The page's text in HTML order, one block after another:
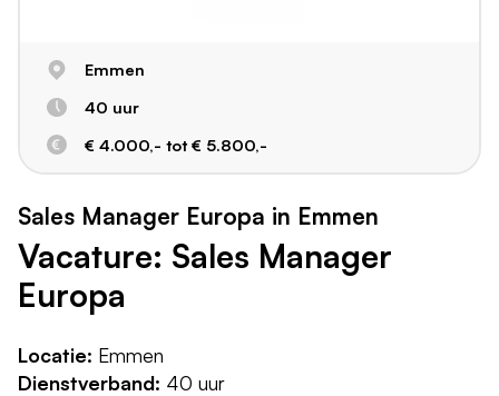
Emmen
40 uur
€ 4.000,- tot € 5.800,-
Sales Manager Europa in Emmen
Vacature: Sales Manager
Europa
Locatie: Emmen
Dienstverband: 40 uur